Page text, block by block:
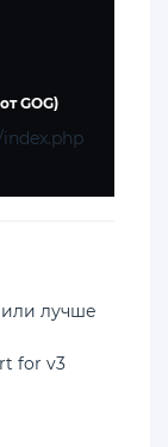
GOG)
или лучше
for v3